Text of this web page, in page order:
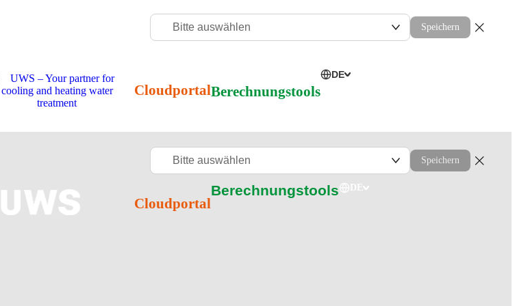
Bitte auswählen Speichern
CloudportalBerechnungstools
DE
Bitte auswählen Speichern
Cloudportal
Berechnungstools DE